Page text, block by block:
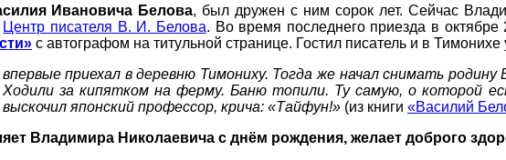
Ивановича Белова, был дружен с ним сорок лет. Сейчас
Центр писателя В. И. Белова. Во время последнего приезда в
с автографом на титульной странице. Гостил писатель и в
приехал в деревню Тимониху. Тогда же начал снимать
за кипятком на ферму. Баню топили. Ту самую, о которой
японский профессор, крича: «Тайфун!» (из книги «Василий
Владимира Николаевича с днём рождения, желает доброго